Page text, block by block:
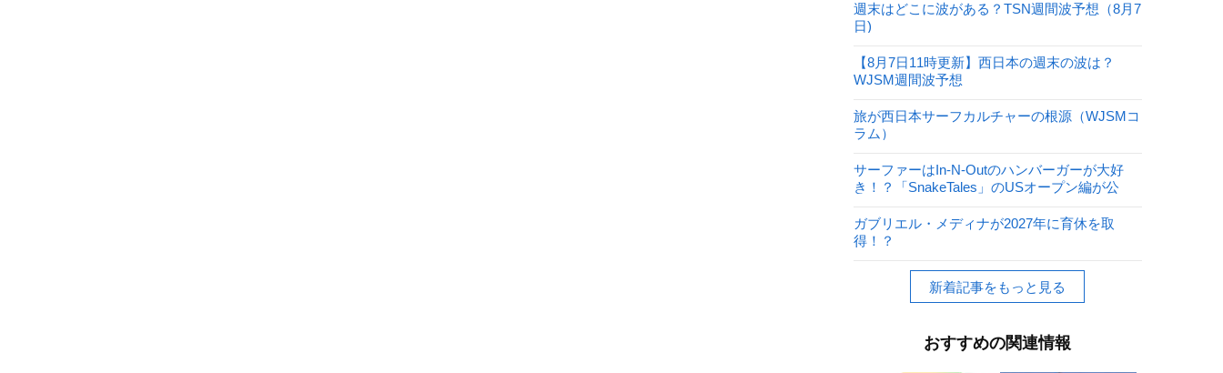
週末はどこに波がある？TSN週間波予想（8月7
日)
【8月7日11時更新】西日本の週末の波は？
WJSM週間波予想
旅が西日本サーフカルチャーの根源（WJSMコ
ラム）
サーファーはIn-N-Outのハンバーガーが大好
き！？「SnakeTales」のUSオープン編が公
ガブリエル・メディナが2027年に育休を取
得！？
新着記事をもっと見る
おすすめの関連情報